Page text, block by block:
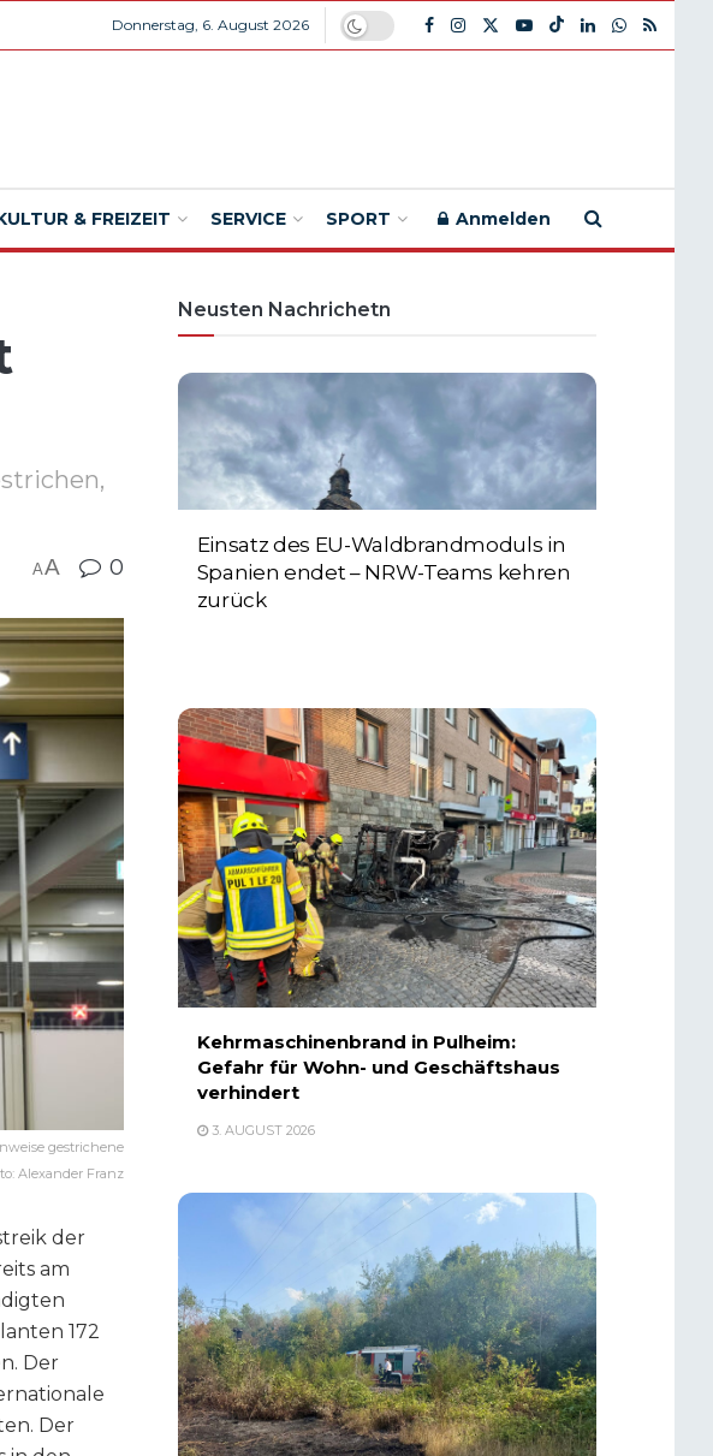
Donnerstag, 6. August 2026
& FREIZEIT SERVICE SPORT Anmelden
AA 0
gestrichene
Alexander Franz
der
am
172
Der
Der
Neusten Nachrichetn
Einsatz des EU-Waldbrandmoduls in
Spanien endet – NRW-Teams kehren
zurück
Kehrmaschinenbrand in Pulheim:
Gefahr für Wohn- und Geschäftshaus
verhindert
3. AUGUST 2026